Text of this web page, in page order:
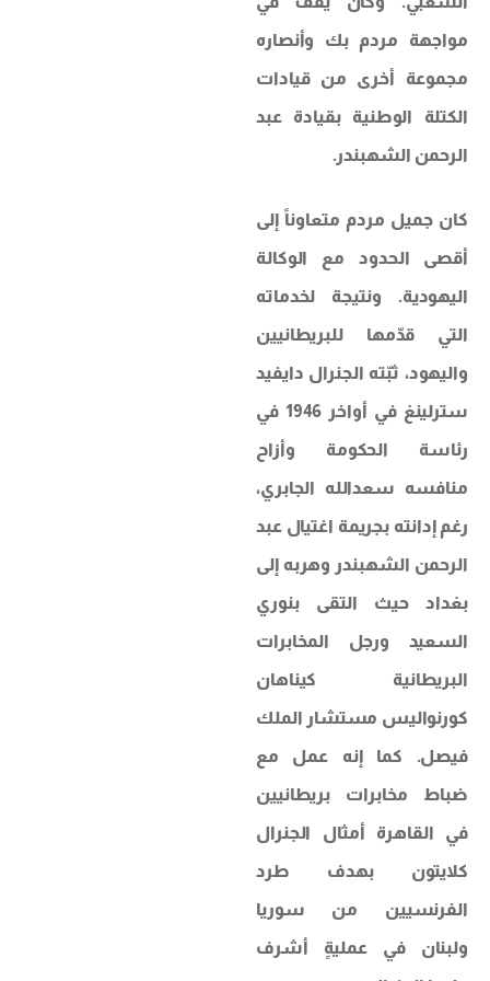
مواجهة مردم بك وأنصاره
مجموعة أخرى من قيادات
الكتلة الوطنية بقيادة عبد
الرحمن الشهبندر.
كان جميل مردم متعاوناً إلى
أقصى الحدود مع الوكالة
اليهودية. ونتيجة لخدماته
التي قدّمها للبريطانيين
واليهود، ثبّته الجنرال دايفيد
سترلينغ في أواخر 1946 في
رئاسة الحكومة وأزاح
منافسه سعدالله الجابري،
رغم إدانته بجريمة اغتيال عبد
الرحمن الشهبندر وهربه إلى
بغداد حيث التقى بنوري
السعيد ورجل المخابرات
البريطانية كيناهان
كورنواليس مستشار الملك
فيصل. كما إنه عمل مع
ضباط مخابرات بريطانيين
في القاهرة أمثال الجنرال
كلايتون بهدف طرد
الفرنسيين من سوريا
ولبنان في عمليةٍ أشرف